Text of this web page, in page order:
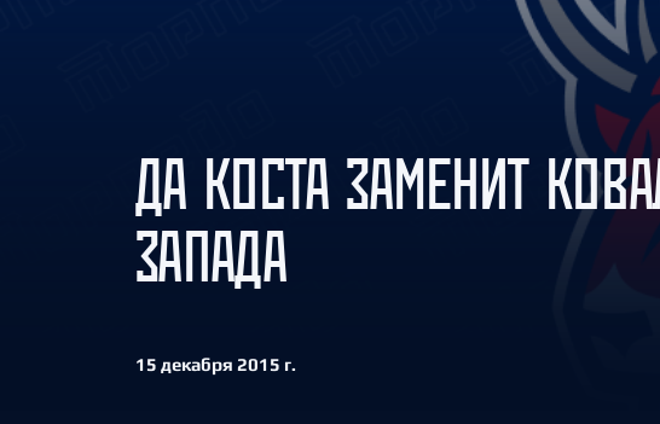
Амур
Барыс
Сибирь
ДА КОСТА ЗАМЕНИТ
ЗАПАДА
15 декабря 2015 г.